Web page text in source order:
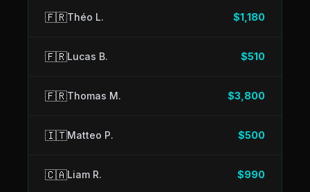
🇫🇷Théo L. $1,180
🇫🇷Lucas B. $510
🇫🇷Thomas M. $3,800
🇮🇹Matteo P. $500
🇨🇦Liam R. $990